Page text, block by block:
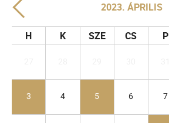
2023. ÁPRILIS
H K SZE CS P
3 4 5 6 7